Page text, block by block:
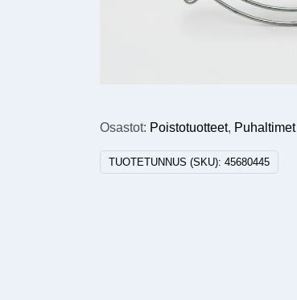
Osastot: Poistotuotteet, Puhaltimet
TUOTETUNNUS (SKU):45680445